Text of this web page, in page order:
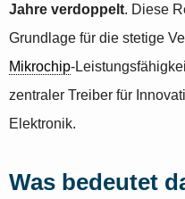
Jahre verdoppelt. Diese
Grundlage für die stetige
Mikrochip-
zentraler Treiber für
Elektronik.
Was bedeutet